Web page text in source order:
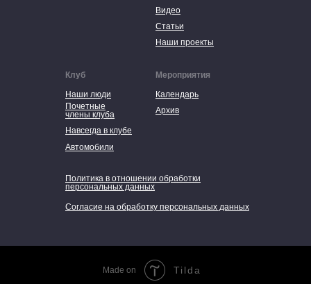
Статьи
Наши проекты
Видео
Наши люди
Клуб
Календарь
Мероприятия
Архив
Навсегда в клубе
Политика в отношении обработки
персональных данных
Согласие на обработку персональных данных
Почетные
члены клуба
Автомобили
Made on Tilda